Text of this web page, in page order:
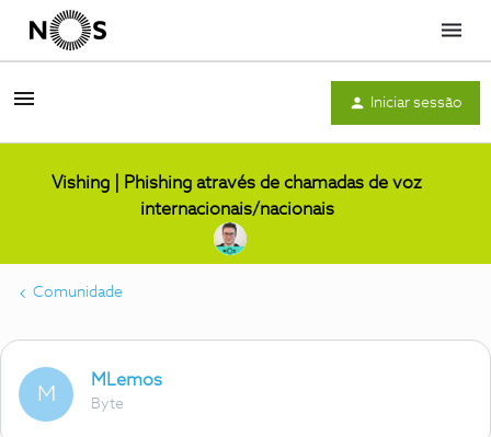
Menu
Iniciar sessão
Vishing | Phishing através de chamadas de voz
internacionais/nacionais
Comunidade
M
MLemos
Byte